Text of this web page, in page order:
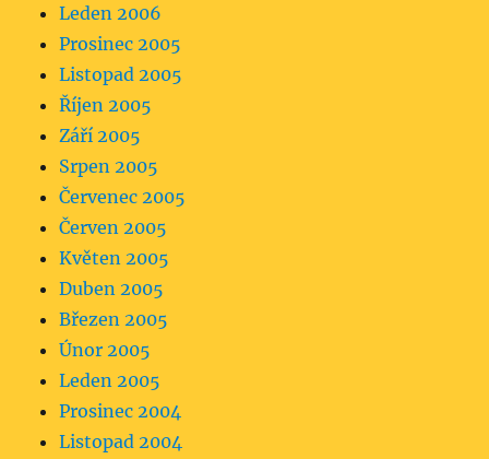
Leden 2006
Prosinec 2005
Listopad 2005
Říjen 2005
Září 2005
Srpen 2005
Červenec 2005
Červen 2005
Květen 2005
Duben 2005
Březen 2005
Únor 2005
Leden 2005
Prosinec 2004
Listopad 2004